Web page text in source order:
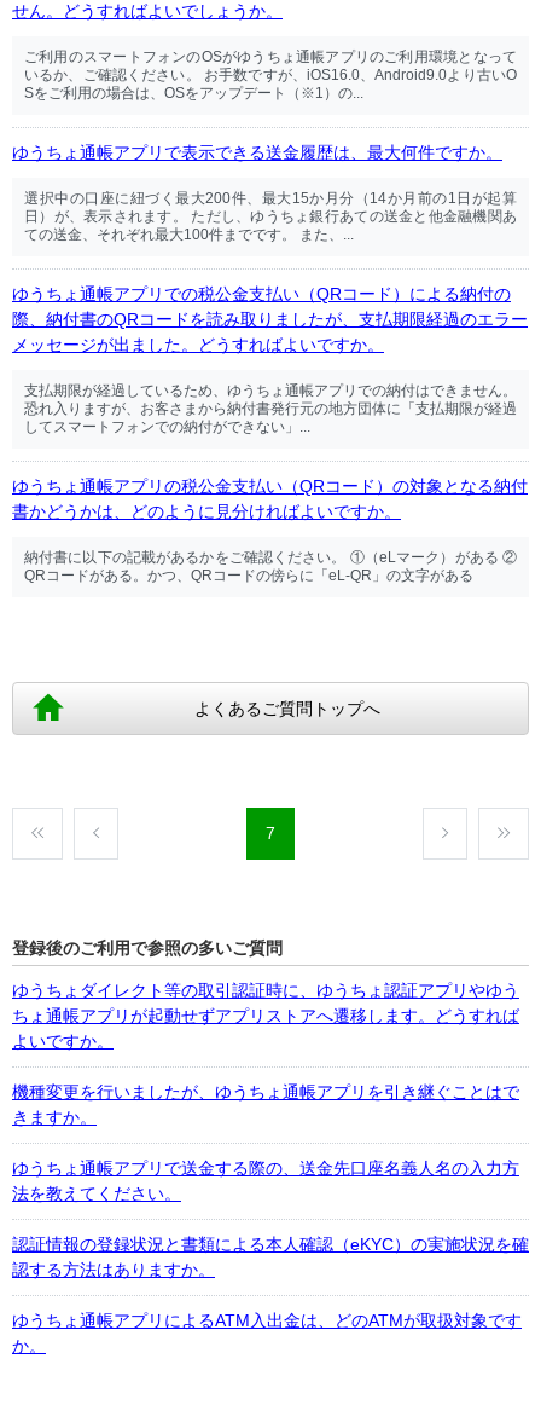
せん。どうすればよいでしょうか。
ご利用のスマートフォンのOSがゆうちょ通帳アプリのご利用環境となって
いるか、ご確認ください。 お手数ですが、iOS16.0、Android9.0より古いO
Sをご利用の場合は、OSをアップデート（※1）の...
ゆうちょ通帳アプリで表示できる送金履歴は、最大何件ですか。
選択中の口座に紐づく最大200件、最大15か月分（14か月前の1日が起算
日）が、表示されます。 ただし、ゆうちょ銀行あての送金と他金融機関あ
ての送金、それぞれ最大100件までです。 また、...
ゆうちょ通帳アプリでの税公金支払い（QRコード）による納付の
際、納付書のQRコードを読み取りましたが、支払期限経過のエラー
メッセージが出ました。どうすればよいですか。
支払期限が経過しているため、ゆうちょ通帳アプリでの納付はできません。
恐れ入りますが、お客さまから納付書発行元の地方団体に「支払期限が経過
してスマートフォンでの納付ができない」...
ゆうちょ通帳アプリの税公金支払い（QRコード）の対象となる納付
書かどうかは、どのように見分ければよいですか。
納付書に以下の記載があるかをご確認ください。 ①（eLマーク）がある ②
QRコードがある。かつ、QRコードの傍らに「eL-QR」の文字がある
よくあるご質問トップへ
7
登録後のご利用で参照の多いご質問
ゆうちょダイレクト等の取引認証時に、ゆうちょ認証アプリやゆう
ちょ通帳アプリが起動せずアプリストアへ遷移します。どうすれば
よいですか。
機種変更を行いましたが、ゆうちょ通帳アプリを引き継ぐことはで
きますか。
ゆうちょ通帳アプリで送金する際の、送金先口座名義人名の入力方
法を教えてください。
認証情報の登録状況と書類による本人確認（eKYC）の実施状況を確
認する方法はありますか。
ゆうちょ通帳アプリによるATM入出金は、どのATMが取扱対象です
か。